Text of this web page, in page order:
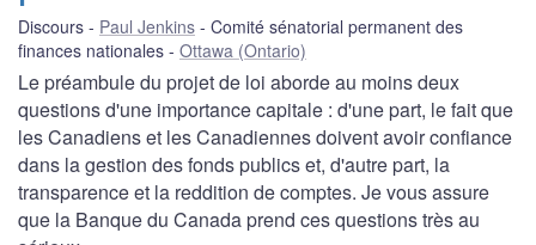
Discours Paul Jenkins
Comité sénatorial permanent des
finances nationales
Ottawa (Ontario)
Le préambule du projet de loi aborde au moins deux
questions d'une importance capitale : d'une part, le fait que
les Canadiens et les Canadiennes doivent avoir confiance
dans la gestion des fonds publics et, d'autre part, la
transparence et la reddition de comptes. Je vous assure
que la Banque du Canada prend ces questions très au